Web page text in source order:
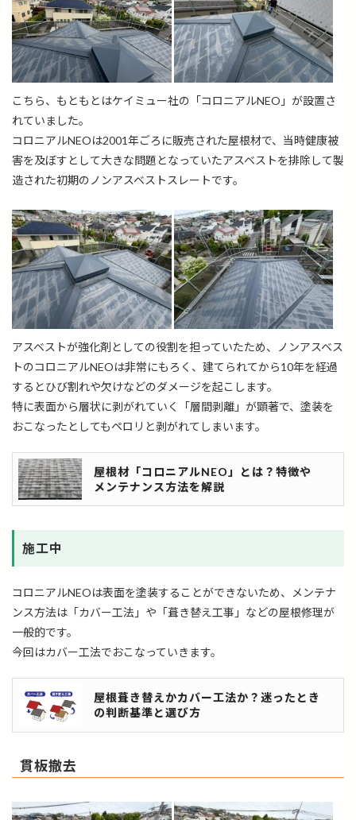
こちら、もともとはケイミュー社の「コロニアルNEO」が設置さ
れていました。
コロニアルNEOは2001年ごろに販売された屋根材で、当時健康被
害を及ぼすとして大きな問題となっていたアスベストを排除して製
造された初期のノンアスベストスレートです。
アスベストが強化剤としての役割を担っていたため、ノンアスベス
トのコロニアルNEOは非常にもろく、建てられてから10年を経過
するとひび割れや欠けなどのダメージを起こします。
特に表面から層状に剥がれていく「層間剥離」が顕著で、塗装を
おこなったとしてもペロリと剥がれてしまいます。
屋根材「コロニアルNEO」とは？特徴や
メンテナンス方法を解説
施工中
コロニアルNEOは表面を塗装することができないため、メンテナ
ンス方法は「カバー工法」や「葺き替え工事」などの屋根修理が
一般的です。
今回はカバー工法でおこなっていきます。
屋根葺き替えかカバー工法か？迷ったとき
の判断基準と選び方
貫板撤去